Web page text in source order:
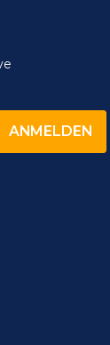
ANMELDEN